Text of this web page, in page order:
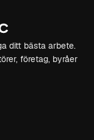
ditt bästa arbete.
företag, byråer